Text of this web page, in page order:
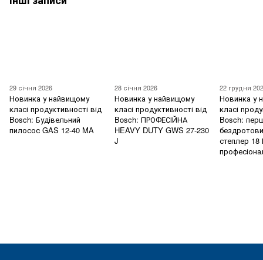
29 січня 2026
Новинка у найвищому
класі продуктивності від
Bosch: Будівельний
пилосос GAS 12-40 MA
28 січня 2026
Новинка у найвищому
класі продуктивності від
Bosch: ПРОФЕСІЙНА
HEAVY DUTY GWS 27-230
J
22 грудня
Новинка у
класі
Bosch:
степлер